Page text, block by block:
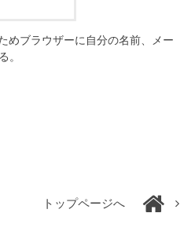
めブラウザーに自分の名前、メー
。
トップページへ